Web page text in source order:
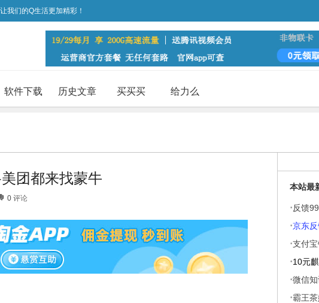
我们的Q生活更加精彩！
软件下载 历史文章 买买买 给力么
团都来找蒙牛
0 评论
本站最
·反馈
牛
·京东
·支付
·10元
酒
·微信
·霸王